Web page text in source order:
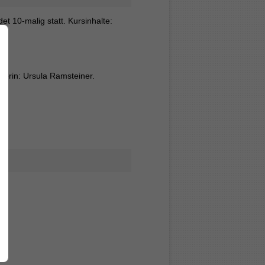
10-malig statt. Kursinhalte:
Ursula Ramsteiner.